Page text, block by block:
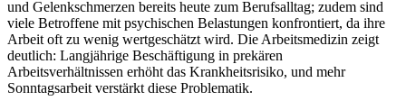
und Gelenkschmerzen bereits heute zum Berufsalltag; zudem sind
viele Betroffene mit psychischen Belastungen konfrontiert, da ihre
Arbeit oft zu wenig wertgeschätzt wird. Die Arbeitsmedizin zeigt
deutlich: Langjährige Beschäftigung in prekären
Arbeitsverhältnissen erhöht das Krankheitsrisiko, und mehr
Sonntagsarbeit verstärkt diese Problematik.